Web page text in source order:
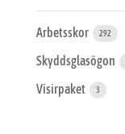
Arbetsskor 292
Skyddsglasögon
Visirpaket 3